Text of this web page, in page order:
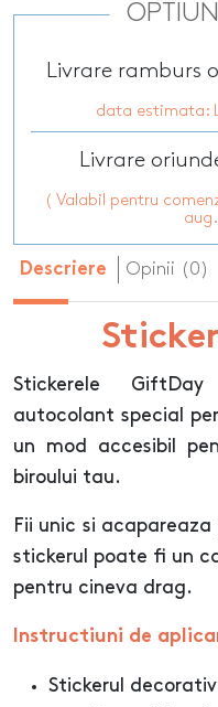
Livrare ramburs
data estimata:
Livrare
( Valabil pentru
Descriere Opinii (0)
Stickerele
autocolant special
un mod accesibil
biroului tau.
Fii unic si
stickerul poate fi un
pentru cineva drag.
Instructiuni de
Stickerul